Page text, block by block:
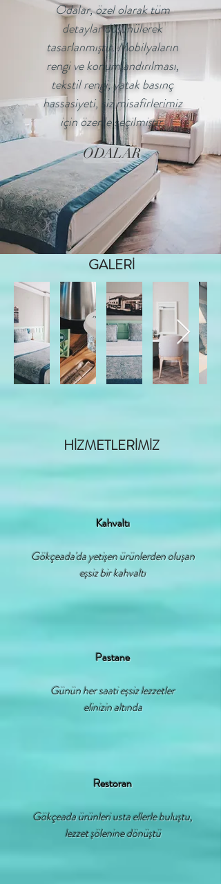
Odalar, özel olarak tüm
detaylar düşünülerek
tasarlanmıştır. Mobilyaların
rengi ve konumlandırılması,
tekstil rengi, yatak basınç
hassasiyeti, siz misafirlerimiz
için özenle seçilmiştir.
ODALAR
GALERİ
HİZMETLERİMİZ
Kahvaltı
Gökçeada'da yetişen ürünlerden oluşan
eşsiz bir kahvaltı
Pastane
Günün her saati eşsiz lezzetler
elinizin altında
Restoran
Gökçeada ürünleri usta ellerle buluştu,
lezzet şölenine dönüştü